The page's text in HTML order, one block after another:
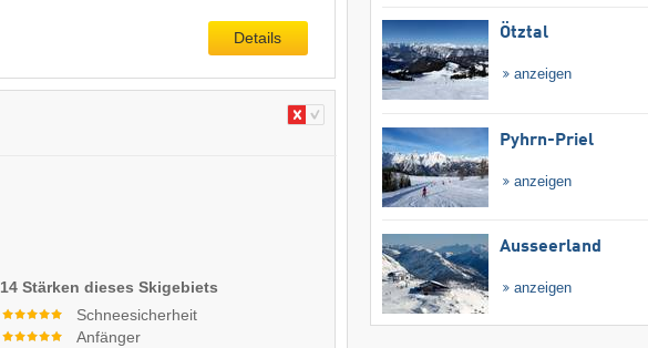
Details
14 Stärken dieses Skigebiets
Schneesicherheit
Anfänger
Ötztal
anzeigen
Pyhrn-Priel
anzeigen
Ausseerland
anzeigen